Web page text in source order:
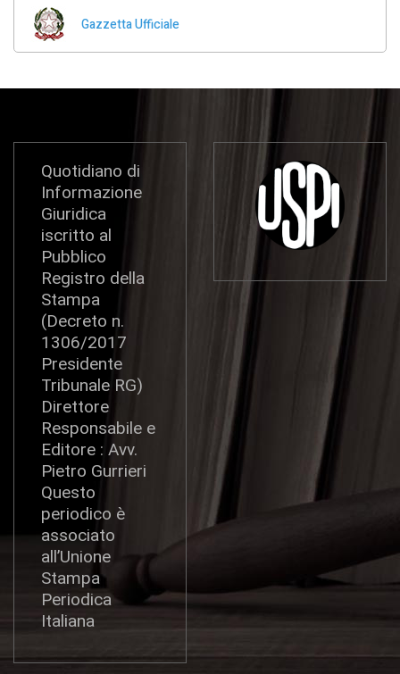
Gazzetta Ufficiale
Quotidiano di
Informazione
Giuridica
iscritto al
Pubblico
Registro della
Stampa
(Decreto n.
1306/2017
Presidente
Tribunale RG)
Direttore
Responsabile e
Editore : Avv.
Pietro Gurrieri
Questo
periodico è
associato
all’Unione
Stampa
Periodica
Italiana